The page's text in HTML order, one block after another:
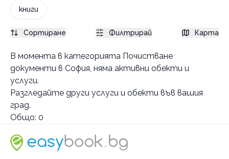
книги
В момента в категорията Почистване
документи в София, няма активни обекти и
услуги.
Разгледайте други услуги и обекти във вашия
град.
Общо: 0
Сортиране Филтрирай Карта
Дигитализация
документи
Почистване документи
книги
Реставрация
документи
Унищожаване на вредители
мебели
Категории